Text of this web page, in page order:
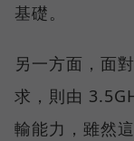
基礎。
另一方面，面
求，則由
輸能力，雖然